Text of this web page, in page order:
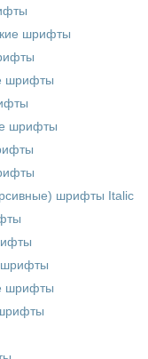
шрифты
шрифты
шрифты
шрифты Italic
шрифты
шрифты